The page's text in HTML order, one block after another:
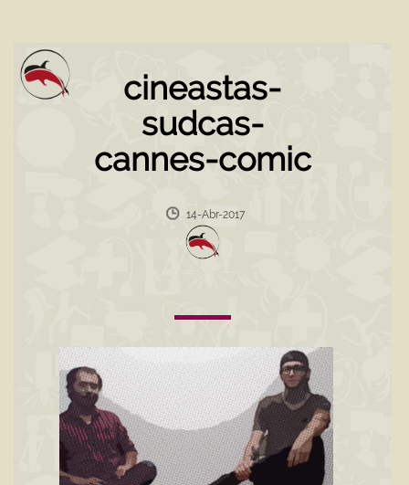
cineastas-
sudcas-
cannes-comic
14-Abr-2017